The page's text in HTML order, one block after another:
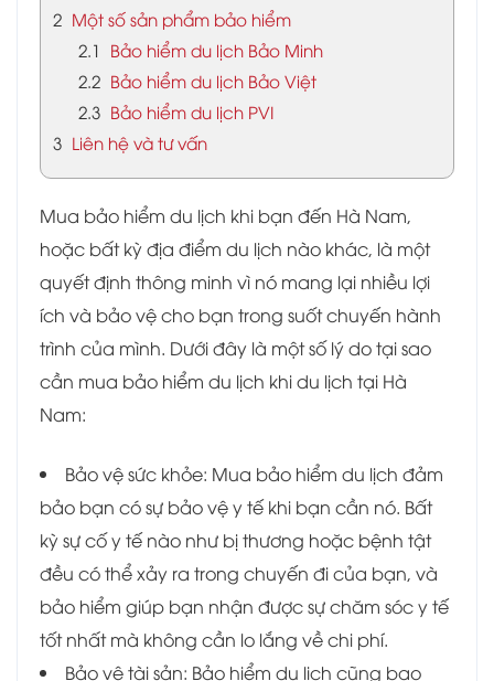
2 Một số sản phẩm bảo hiểm
2.1
Bảo hiểm du lịch Bảo Minh
2.2 Bảo hiểm du lịch Bảo Việt
2.3 Bảo hiểm du lịch PVI
3 Liên hệ và tư vấn
Mua bảo hiểm du lịch khi bạn đến Hà Nam,
hoặc bất kỳ địa điểm du lịch nào khác, là một
quyết định thông minh vì nó mang lại nhiều lợi
ích và bảo vệ cho bạn trong suốt chuyến hành
trình của mình. Dưới đây là một số lý do tại sao
cần mua bảo hiểm du lịch khi du lịch tại Hà
Nam:
Bảo vệ sức khỏe: Mua bảo hiểm du lịch đảm
bảo bạn có sự bảo vệ y tế khi bạn cần nó. Bất
kỳ sự cố y tế nào như bị thương hoặc bệnh tật
đều có thể xảy ra trong chuyến đi của bạn, và
bảo hiểm giúp bạn nhận được sự chăm sóc y tế
tốt nhất mà không cần lo lắng về chi phí.
Bảo vệ tài sản: Bảo hiểm du lịch cũng bao